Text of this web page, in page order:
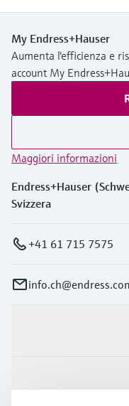
My Endress+Hauser
Aumenta l'efficienza e
account My
Maggiori informazioni
Endress+Hauser
Svizzera
+41 61 715 7575